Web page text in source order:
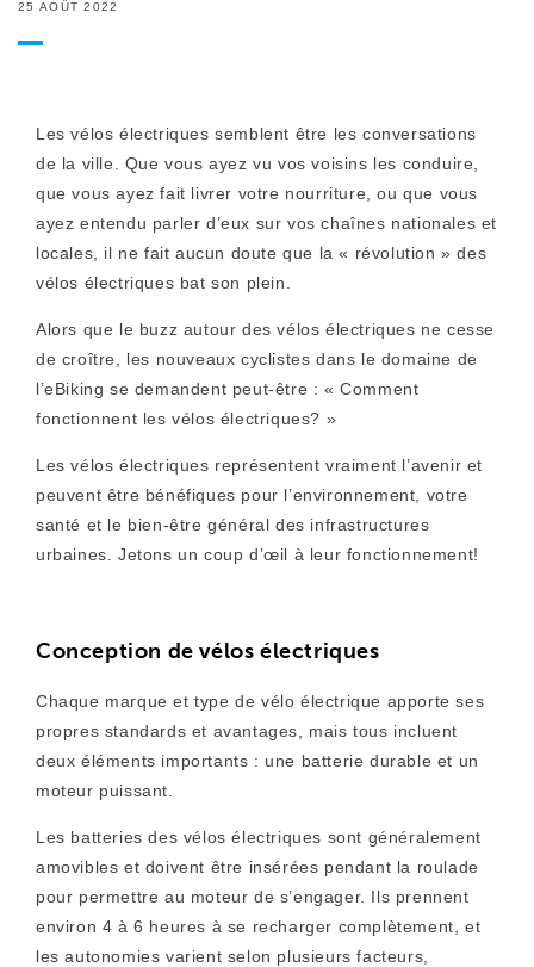
25 AOÛT 2022
Les vélos électriques semblent être les conversations
de la ville. Que vous ayez vu vos voisins les conduire,
que vous ayez fait livrer votre nourriture, ou que vous
ayez entendu parler d’eux sur vos chaînes nationales et
locales, il ne fait aucun doute que la « révolution » des
vélos électriques bat son plein.
Alors que le buzz autour des vélos électriques ne cesse
de croître, les nouveaux cyclistes dans le domaine de
l’eBiking se demandent peut-être : « Comment
fonctionnent les vélos électriques? »
Les vélos électriques représentent vraiment l’avenir et
peuvent être bénéfiques pour l’environnement, votre
santé et le bien-être général des infrastructures
urbaines. Jetons un coup d’œil à leur fonctionnement!
Conception de vélos électriques
Chaque marque et type de vélo électrique apporte ses
propres standards et avantages, mais tous incluent
deux éléments importants : une batterie durable et un
moteur puissant.
Les batteries des vélos électriques sont généralement
amovibles et doivent être insérées pendant la roulade
pour permettre au moteur de s’engager. Ils prennent
environ 4 à 6 heures à se recharger complètement, et
les autonomies varient selon plusieurs facteurs,